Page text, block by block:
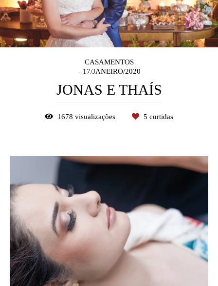
CASAMENTOS
17/JANEIRO/2020
JONAS E THAÍS
1678 visualizações 5 curtidas